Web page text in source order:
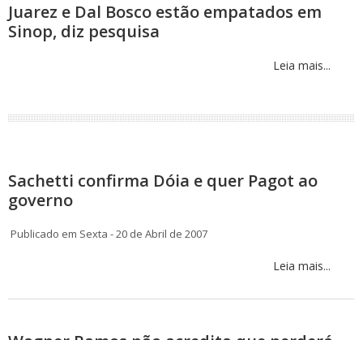
Juarez e Dal Bosco estão empatados em
Sinop, diz pesquisa
Leia mais...
Sachetti confirma Dóia e quer Pagot ao
governo
Publicado em Sexta - 20 de Abril de 2007
Leia mais...